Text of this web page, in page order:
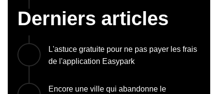
Derniers articles
L'astuce gratuite pour ne pas payer les frais
de l'application Easypark
Encore une ville qui abandonne le